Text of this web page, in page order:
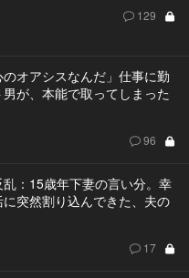
129
のオアシスなんだ」仕事に勤
男が、本能で取ってしまった
96
：15歳年下妻の言い分。幸
突然割り込んできた、夫の
17